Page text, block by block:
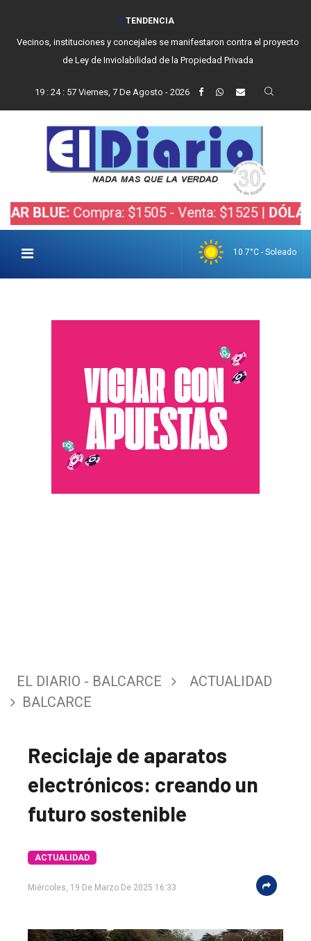
TENDENCIA
Vecinos, instituciones y concejales se manifestaron contra el proyecto
de Ley de Inviolabilidad de la Propiedad Privada
19: 24: 58 Viernes, 7 De Agosto - 2026
Compra: $1505 - Venta: $1525 |DÓLAR BOLSA:
10.7°C - Soleado
EL DIARIO - BALCARCE
ACTUALIDAD
BALCARCE
Reciclaje de aparatos
electrónicos: creando un
futuro sostenible
ACTUALIDAD
Miércoles, 19 De Marzo De 2025 16:33